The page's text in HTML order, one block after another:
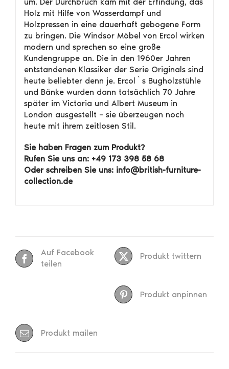
Holz mit Hilfe von Wasserdampf und
Holzpressen in eine dauerhaft gebogene Form
zu bringen. Die Windsor Möbel von Ercol wirken
modern und sprechen so eine große
Kundengruppe an. Die in den 1960er Jahren
entstandenen Klassiker der Serie Originals sind
heute beliebter denn je. Ercol`s Bugholzstühle
und Bänke wurden dann tatsächlich 70 Jahre
später im Victoria und Albert Museum in
London ausgestellt – sie überzeugen noch
heute mit ihrem zeitlosen Stil.
Sie haben Fragen zum Produkt?
Rufen Sie uns an: +49 173 398 58 68
Oder schreiben Sie uns: info@british-furniture-
collection.de
Auf Facebook
teilen
Produkt twittern
Produkt anpinnen
Produkt mailen